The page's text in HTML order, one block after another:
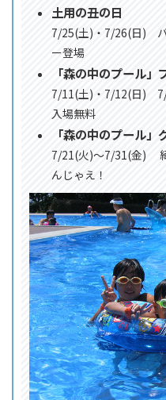
土用の丑の日
7/25(土)・7/26(日)
ー登場
「森の中のプール
7/11(土)・7/12(日)
入場無料
「森の中のプール
7/21(火)～7/31(金)
んじゃえ！